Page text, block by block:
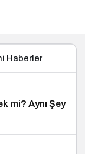
Haberler
mi? Aynı Şey